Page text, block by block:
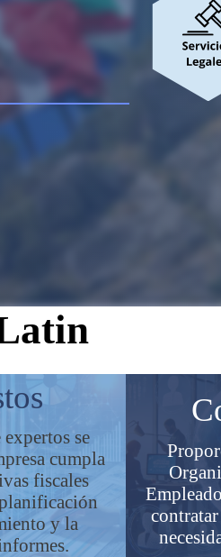
se
cumpla
fiscales
y la